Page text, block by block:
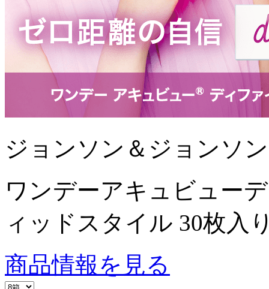
ジョンソン＆ジョンソン
ワンデーアキュビュー
ィッドスタイル 30枚入
商品情報を見る